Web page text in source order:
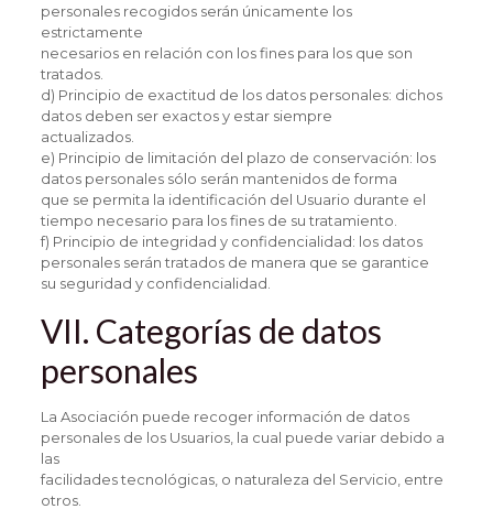
personales recogidos serán únicamente los
estrictamente
necesarios en relación con los fines para los que son
tratados.
d) Principio de exactitud de los datos personales: dichos
datos deben ser exactos y estar siempre
actualizados.
e) Principio de limitación del plazo de conservación: los
datos personales sólo serán mantenidos de forma
que se permita la identificación del Usuario durante el
tiempo necesario para los fines de su tratamiento.
f) Principio de integridad y confidencialidad: los datos
personales serán tratados de manera que se garantice
su seguridad y confidencialidad.
VII. Categorías de datos
personales
La Asociación puede recoger información de datos
personales de los Usuarios, la cual puede variar debido a
las
facilidades tecnológicas, o naturaleza del Servicio, entre
otros.